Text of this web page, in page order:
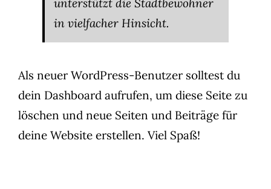
in vielfacher Hinsicht.
Als neuer WordPress-Benutzer solltest du
dein Dashboard aufrufen, um diese Seite zu
löschen und neue Seiten und Beiträge für
deine Website erstellen. Viel Spaß!